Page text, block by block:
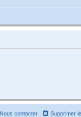
Supprimer
Nous contacter